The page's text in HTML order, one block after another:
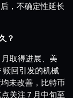
，不确定性延长
？
取得进展、美
赎回引发的机械
未改善，比特币
关注 7 月中旬至